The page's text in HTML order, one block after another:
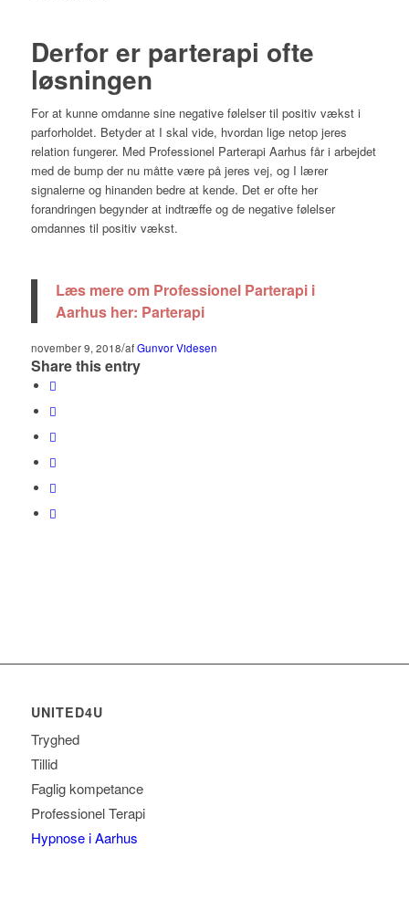
Derfor er parterapi ofte
løsningen
For at kunne omdanne sine negative følelser til positiv vækst i
parforholdet. Betyder at I skal vide, hvordan lige netop jeres
relation fungerer. Med Professionel Parterapi Aarhus får i arbejdet
med de bump der nu måtte være på jeres vej, og I lærer
signalerne og hinanden bedre at kende. Det er ofte her
forandringen begynder at indtræffe og de negative følelser
omdannes til positiv vækst.
Læs mere om Professionel Parterapi i
Aarhus her: Parterapi
november 9, 2018/afGunvor Videsen
Share this entry
UNITED4U
Tryghed
Tillid
Faglig kompetance
Professionel Terapi
Hypnose i Aarhus